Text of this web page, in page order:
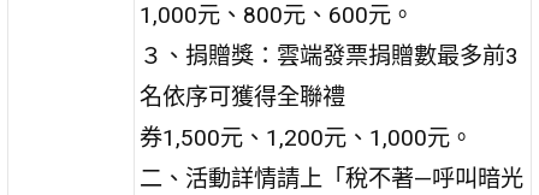
1,000元、800元、600元。
３、捐贈獎：雲端發票捐贈數最多前3
名依序可獲得全聯禮
券1,500元、1,200元、1,000元。
二、活動詳情請上「稅不著—呼叫暗光